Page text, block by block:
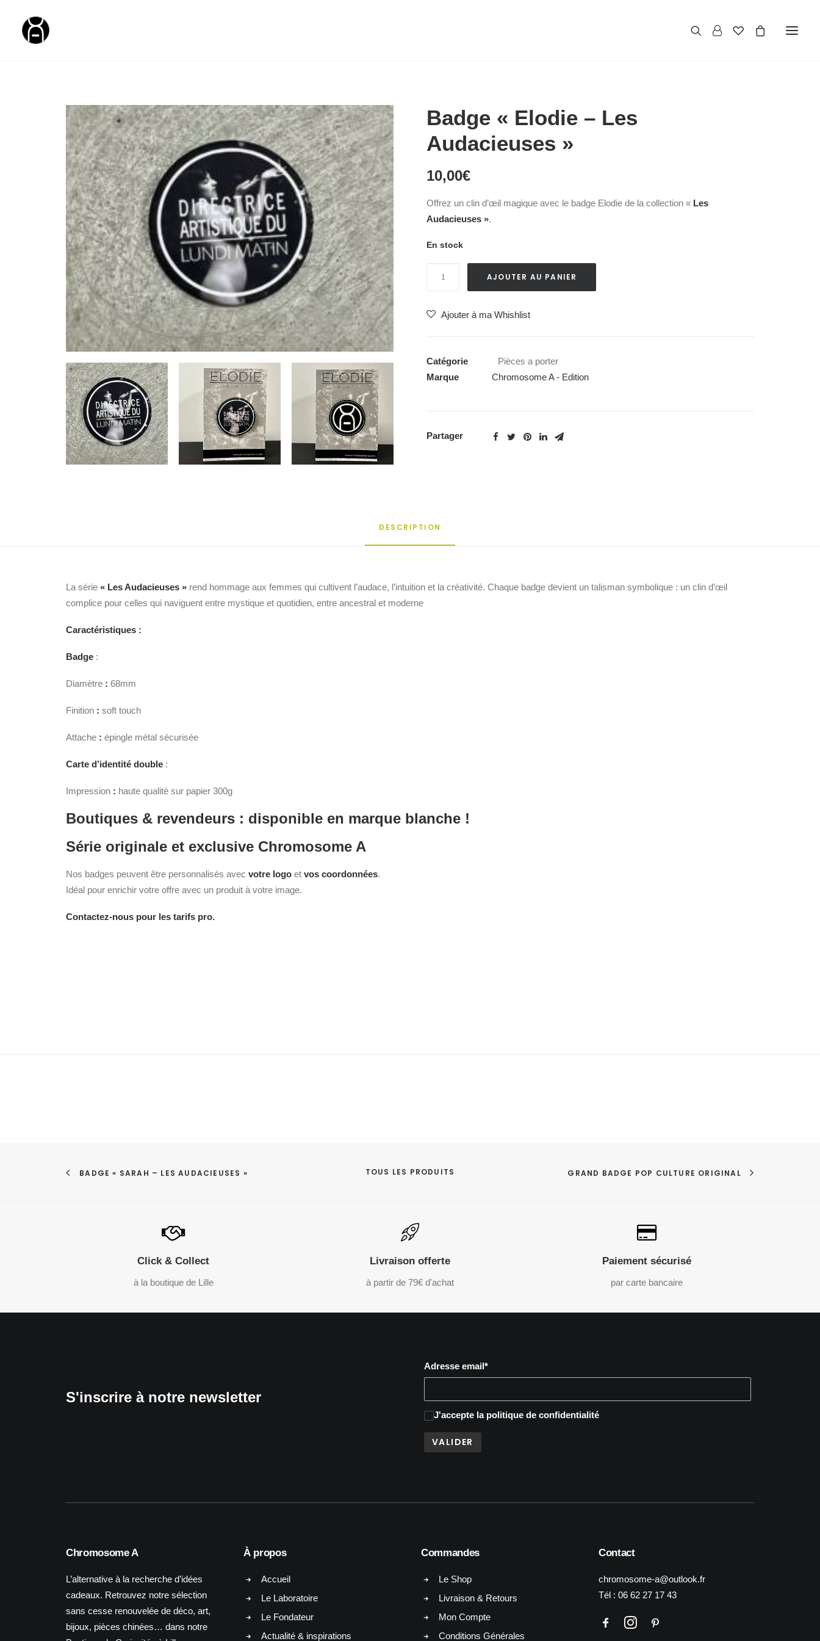
Badge « Elodie – Les
Audacieuses »
10,00€
Offrez un clin d’œil magique avec le badge Elodie de la collection « Les
Audacieuses ».
En stock
«
Les
Audacieuses
AJOUTER AU PANIER
Ajouter à ma Whishlist
Catégorie
Pièces a porter
Marque
Chromosome A - Edition
Partager
DESCRIPTION
La série « Les Audacieuses » rend hommage aux femmes qui cultivent l’audace, l’intuition et la créativité. Chaque badge devient un talisman symbolique : un clin d’œil
complice pour celles qui naviguent entre mystique et quotidien, entre ancestral et moderne
Caractéristiques :
Badge :
Diamètre : 68mm
Finition : soft touch
Attache : épingle métal sécurisée
Carte d’identité double :
Impression : haute qualité sur papier 300g
Boutiques & revendeurs : disponible en marque blanche !
Série originale et exclusive Chromosome A
Nos badges peuvent être personnalisés avec votre logo et vos coordonnées.
Idéal pour enrichir votre offre avec un produit à votre image.
Contactez-nous pour les tarifs pro.
BADGE « SARAH – LES AUDACIEUSES » TOUS LES PRODUITS GRAND BADGE POP CULTURE ORIGINAL
Click & Collect
à la boutique de Lille
Livraison offerte
à partir de 79€ d'achat
Paiement sécurisé
par carte bancaire
S'inscrire à notre newsletter
Adresse email*
J'accepte la politique de confidentialité
Chromosome A
L’alternative à la recherche d’idées
cadeaux. Retrouvez notre sélection
sans cesse renouvelée de déco, art,
bijoux, pièces chinées… dans notre
À propos
Accueil
Le Laboratoire
Le Fondateur
Actualité & inspirations
Commandes
Le Shop
Livraison & Retours
Mon Compte
Conditions Générales
Contact
chromosome-a@outlook.fr
Tél : 06 62 27 17 43